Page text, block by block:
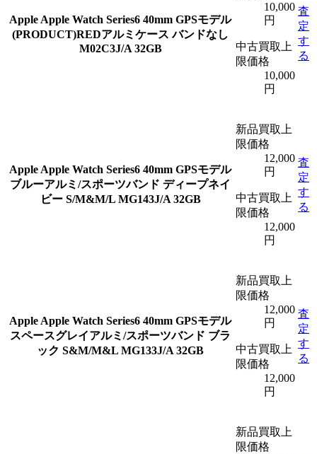
Apple Apple Watch Series6 40mm GPSモデル
(PRODUCT)REDアルミケース バンドなし
M02C3J/A 32GB
10,000
円
中古買取上
限価格
10,000
円
査
定
す
る
Apple Apple Watch Series6 40mm GPSモデル
ブルーアルミ/スポーツバンド ディープネイ
ビー S/M&M/L MG143J/A 32GB
新品買取上
限価格
12,000
円
中古買取上
限価格
12,000
円
査
定
す
る
Apple Apple Watch Series6 40mm GPSモデル
スペースグレイアルミ/スポーツバンド ブラ
ック S&M/M&L MG133J/A 32GB
新品買取上
限価格
12,000
円
中古買取上
限価格
12,000
円
査
定
す
る
新品買取上
限価格